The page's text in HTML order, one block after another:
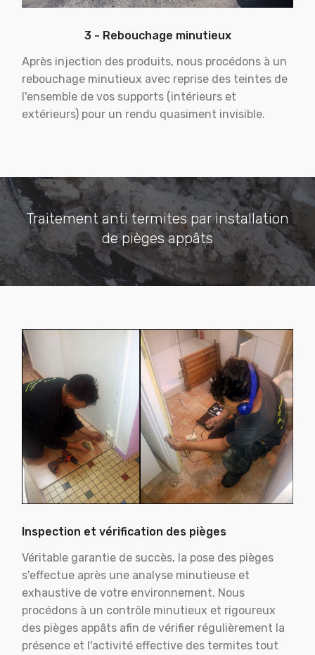
3 - Rebouchage minutieux
Après injection des produits, nous procédons à un
rebouchage minutieux avec reprise des teintes de
l'ensemble de vos supports (intérieurs et
extérieurs) pour un rendu quasiment invisible.
Traitement anti termites par installation
de pièges appâts
Inspection et vérification des pièges
Véritable garantie de succès, la pose des pièges
s'effectue après une analyse minutieuse et
exhaustive de votre environnement. Nous
procédons à un contrôle minutieux et rigoureux
des pièges appâts afin de vérifier régulièrement la
présence et l'activité effective des termites tout